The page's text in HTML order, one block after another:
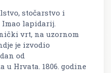
stočarstvo i
Imao lapidarij.
vrt, na uzornom
je izvodio
od
Hrvata. 1806. godine